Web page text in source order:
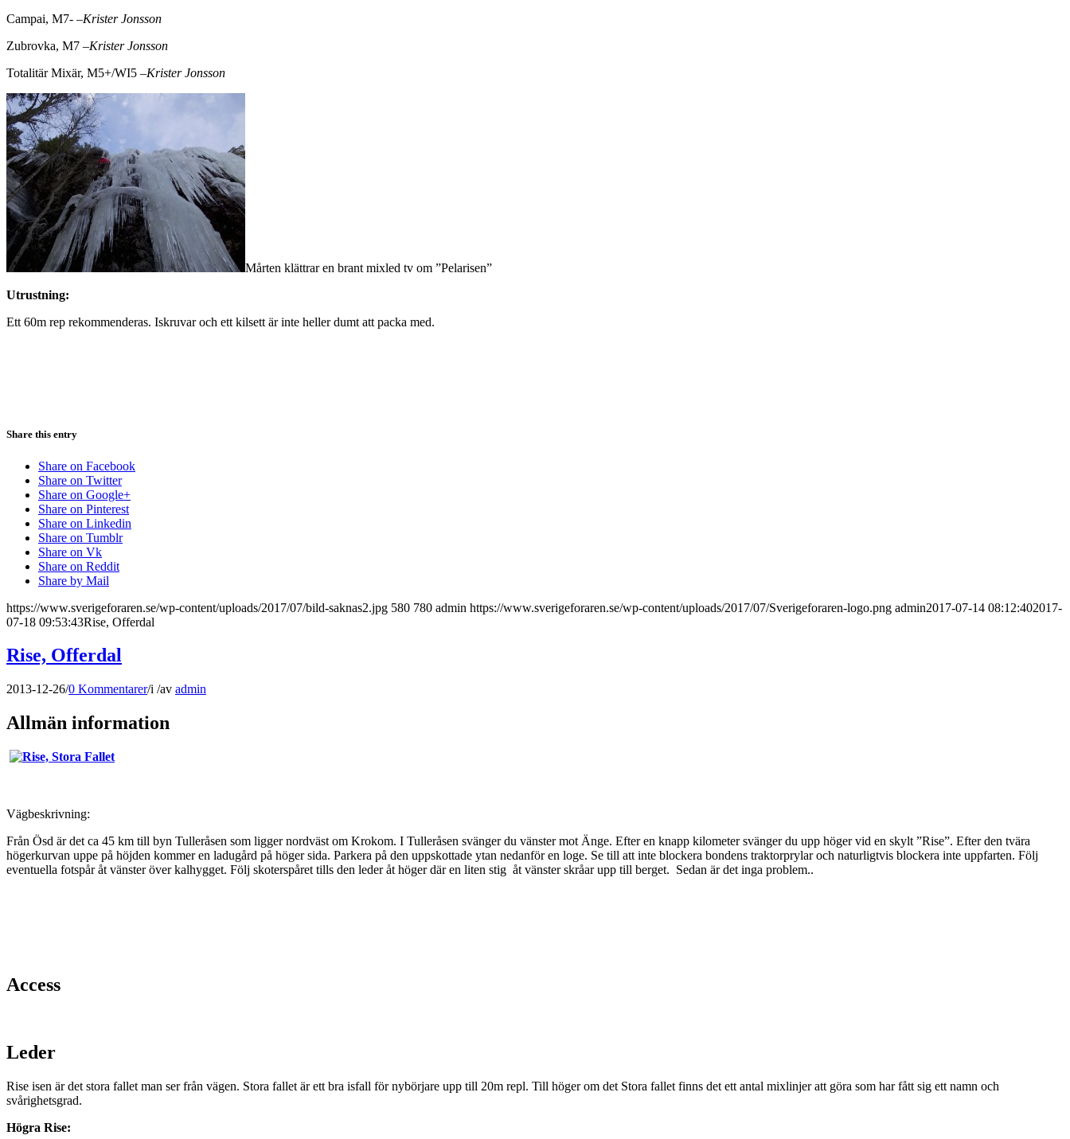
Campai, M7- –Krister Jonsson
Zubrovka, M7 –Krister Jonsson
Totalitär Mixär, M5+/WI5 –Krister Jonsson
Mårten klättrar en brant mixled tv om ”Pelarisen”
Utrustning:
Ett 60m rep rekommenderas. Iskruvar och ett kilsett är inte heller dumt att packa med.
Share this entry
Share on Facebook
Share on Twitter
Share on Google+
Share on Pinterest
Share on Linkedin
Share on Tumblr
Share on Vk
Share on Reddit
Share by Mail
https://www.sverigeforaren.se/wp-content/uploads/2017/07/bild-saknas2.jpg 580 780 admin https://www.sverigeforaren.se/wp-content/uploads/2017/07/Sverigeforaren-logo.png admin2017-07-14 08:12:402017-
07-18 09:53:43Rise, Offerdal
Rise, Offerdal
2013-12-26/0 Kommentarer/i /av admin
Allmän information
Vägbeskrivning:
Från Ösd är det ca 45 km till byn Tulleråsen som ligger nordväst om Krokom. I Tulleråsen svänger du vänster mot Änge. Efter en knapp kilometer svänger du upp höger vid en skylt ”Rise”. Efter den tvära
högerkurvan uppe på höjden kommer en ladugård på höger sida. Parkera på den uppskottade ytan nedanför en loge. Se till att inte blockera bondens traktorprylar och naturligtvis blockera inte uppfarten. Följ
eventuella fotspår åt vänster över kalhygget. Följ skoterspåret tills den leder åt höger där en liten stig åt vänster skråar upp till berget. Sedan är det inga problem..
Access
Leder
Rise isen är det stora fallet man ser från vägen. Stora fallet är ett bra isfall för nybörjare upp till 20m repl. Till höger om det Stora fallet finns det ett antal mixlinjer att göra som har fått sig ett namn och
svårighetsgrad.
Högra Rise: